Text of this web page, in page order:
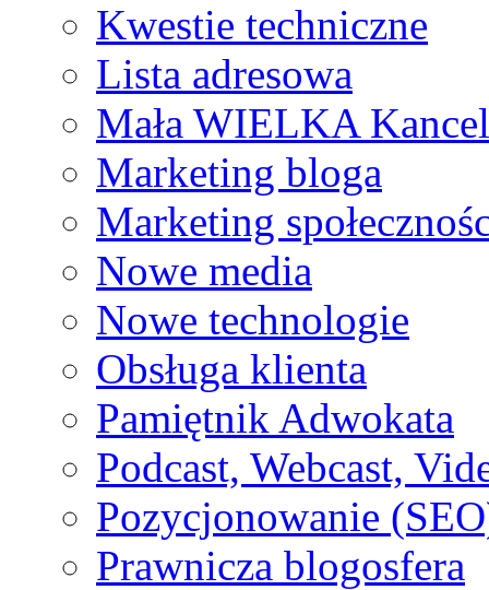
Kwestie techniczne
Lista adresowa
Mała WIELKA
Marketing bloga
Marketing
Nowe media
Nowe technologie
Obsługa klienta
Pamiętnik Adwokata
Podcast, Webcast,
Pozycjonowanie
Prawnicza blogosfera